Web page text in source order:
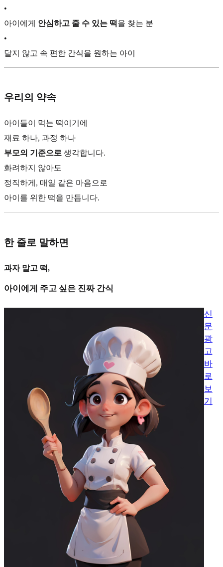
•
아이에게 안심하고 줄 수 있는 떡 을 찾는 분
•
달지 않고 속 편한 간식을 원하는 아이
우리의 약속
아이들이 먹는 떡이기에
재료 하나, 과정 하나
부모의 기준으로 생각합니다.
화려하지 않아도
정직하게, 매일 같은 마음으로
아이를 위한 떡을 만듭니다.
한 줄로 말하면
과자 말고 떡,
아이에게 주고 싶은 진짜 간식
신
문
광
고
바
로
보
기